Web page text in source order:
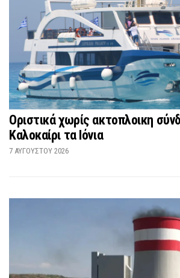
Οριστικά χωρίς ακτοπλοικη
Καλοκαίρι τα Ιόνια
7 ΑΥΓΟΎΣΤΟΥ 2026